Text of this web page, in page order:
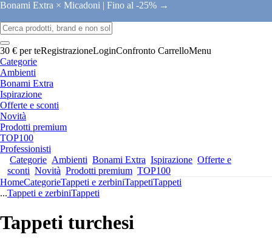
Bonami Extra × Micadoni | Fino al -25% →
30 € per teRegistrazioneLoginConfronto CarrelloMenu
Categorie
Ambienti
Bonami Extra
Ispirazione
Offerte e sconti
Novità
Prodotti premium
TOP100
Professionisti
Categorie Ambienti Bonami Extra Ispirazione Offerte e
sconti Novità Prodotti premium TOP100
HomeCategorieTappeti e zerbiniTappetiTappeti
...Tappeti e zerbiniTappeti
Tappeti turchesi